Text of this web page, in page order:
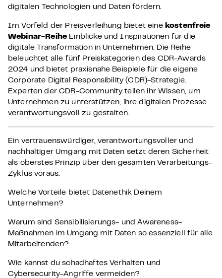
digitalen Technologien und Daten fördern.
Im Vorfeld der Preisverleihung bietet eine kostenfreie
Webinar-Reihe Einblicke und Inspirationen für die
digitale Transformation in Unternehmen. Die Reihe
beleuchtet alle fünf Preiskategorien des CDR-Awards
2024 und bietet praxisnahe Beispiele für die eigene
Corporate Digital Responsibility (CDR)-Strategie.
Experten der CDR-Community teilen ihr Wissen, um
Unternehmen zu unterstützen, ihre digitalen Prozesse
verantwortungsvoll zu gestalten.
Ein vertrauenswürdiger, verantwortungsvoller und
nachhaltiger Umgang mit Daten setzt deren Sicherheit
als oberstes Prinzip über den gesamten Verarbeitungs-
Zyklus voraus.
Welche Vorteile bietet Datenethik Deinem
Unternehmen?
Warum sind Sensibilisierungs- und Awareness-
Maßnahmen im Umgang mit Daten so essenziell für alle
Mitarbeitenden?
Wie kannst du schadhaftes Verhalten und
Cybersecurity-Angriffe vermeiden?